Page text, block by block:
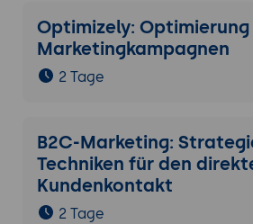
Optimizely: Optimierung
Marketingkampagnen
2 Tage
B2C-Marketing:
Techniken für den
Kundenkontakt
2 Tage